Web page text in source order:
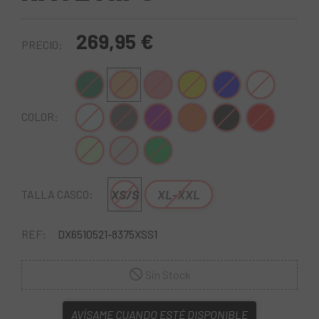
PRECIO: 269,95 €
COLOR:
Verde MateNaranjaRosa-NegroAmarillo
Azul-BlancoBlanco
Blanco-Azul
Gris-Negro Negro-BlancoRojo-Negro
Verde-BlancoGris ClaroVerde-Naranja
TALLA CASCO: XS/S XL-XXL
REF: DX6510521-8375XSS1
AVÍSAME CUANDO ESTÉ DISPONIBLE